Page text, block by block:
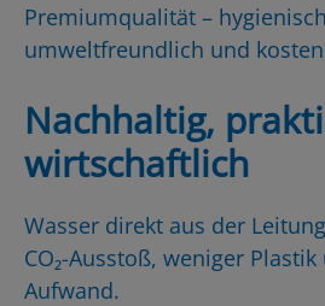
Premiumqualität –
umweltfreundlich und
Nachhaltig,
wirtschaftlich
Wasser direkt aus der
CO₂-Ausstoß, weniger
Aufwand.